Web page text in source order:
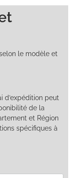
le modèle et
d’expédition peut
de la
et Région
spécifiques à